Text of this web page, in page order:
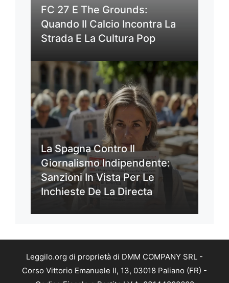
FC 27 E The Grounds:
Quando Il Calcio Incontra La
Strada E La Cultura Pop
La Spagna Contro Il
Giornalismo Indipendente:
Sanzioni In Vista Per Le
Inchieste De La Directa
Leggilo.org di proprietà di DMM COMPANY SRL -
Corso Vittorio Emanuele II, 13, 03018 Paliano (FR) -